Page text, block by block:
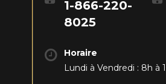
1-866-220-
8025
Horaire
Lundi à Vendredi : 8h à